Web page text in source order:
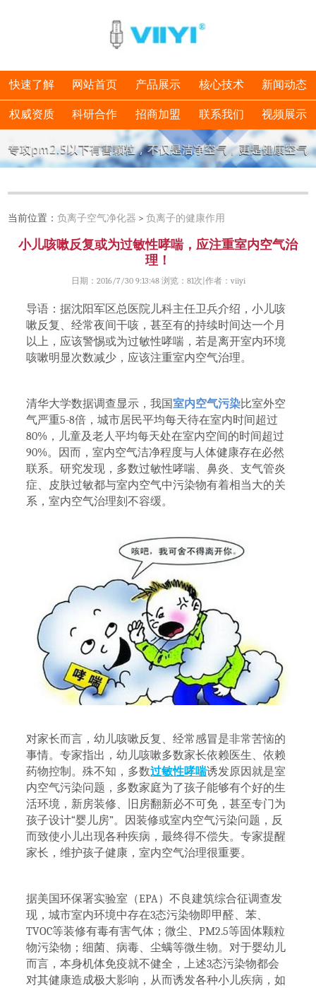
快速了解 网站首页 产品展示 核心技术 新闻动态
权威资质 科研合作 招商加盟 联系我们 视频展示
当前位置：负离子空气净化器 >负离子的健康作用
小儿咳嗽反复或为过敏性哮喘，应注重室内空气治
理！
日期：2016/7/30 9:13:48 浏览： 81次|作者：viiyi
导语：据沈阳军区总医院儿科主任卫兵介绍，小儿咳
嗽反复、经常夜间干咳，甚至有的持续时间达一个月
以上，应该警惕或为过敏性哮喘，若是离开室内环境
咳嗽明显次数减少，应该注重室内空气治理。
清华大学数据调查显示，我国室内空气污染比室外空
气严重5-8倍，城市居民平均每天待在室内时间超过
80%，儿童及老人平均每天处在室内空间的时间超过
90%。因而，室内空气洁净程度与人体健康存在必然
联系。研究发现，多数过敏性哮喘、鼻炎、支气管炎
症、皮肤过敏都与室内空气中污染物有着相当大的关
系，室内空气治理刻不容缓。
对家长而言，幼儿咳嗽反复、经常感冒是非常苦恼的
事情。专家指出，幼儿咳嗽多数家长依赖医生、依赖
药物控制。殊不知，多数过敏性哮喘诱发原因就是室
内空气污染问题，多数家庭为了孩子能够有个好的生
活环境，新房装修、旧房翻新必不可免，甚至专门为
孩子设计“婴儿房”。因装修或室内空气污染问题，反
而致使小儿出现各种疾病，最终得不偿失。专家提醒
家长，维护孩子健康，室内空气治理很重要。
据美国环保署实验室（EPA）不良建筑综合征调查发
现，城市室内环境中存在3态污染物即甲醛、苯、
TVOC等装修有毒有害气体；微尘、PM2.5等固体颗粒
物污染物；细菌、病毒、尘螨等微生物。对于婴幼儿
而言，本身机体免疫就不健全，上述3态污染物都会
对其健康造成极大影响，从而诱发各种小儿疾病，如